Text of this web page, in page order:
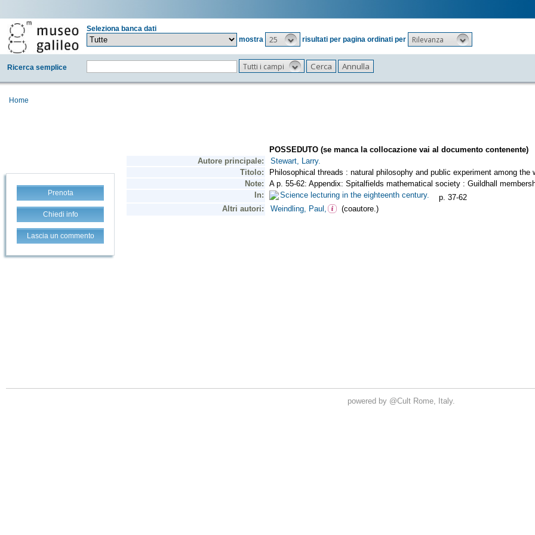
Seleziona banca dati
mostra
25 risultati per pagina ordinati per Rilevanza
Ricerca semplice Tutti i campi
Home
Prenota
Chiedi info
Lascia un commento
powered by @Cult Rome, Italy.